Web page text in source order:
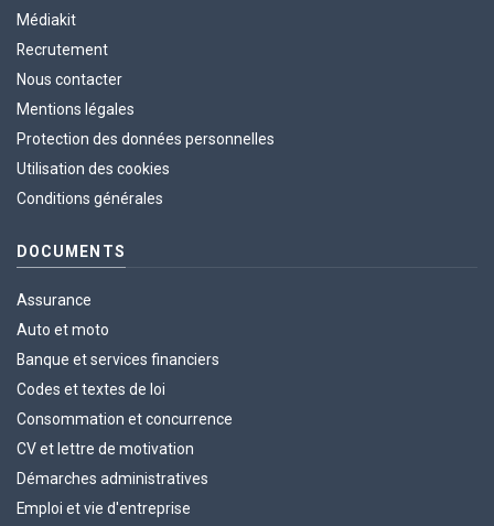
Médiakit
Recrutement
Nous contacter
Mentions légales
Protection des données personnelles
Utilisation des cookies
Conditions générales
DOCUMENTS
Assurance
Auto et moto
Banque et services financiers
Codes et textes de loi
Consommation et concurrence
CV et lettre de motivation
Démarches administratives
Emploi et vie d'entreprise